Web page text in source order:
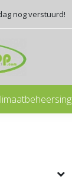
nog verstuurd!